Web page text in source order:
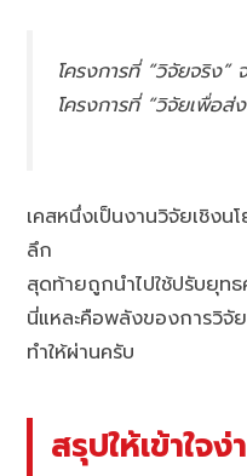
โครงการที่ “วิจัยจริง”
โครงการที่ “วิจัยเพื่อส่
เคสหนึ่งเป็นงานวิจัยเชิงน
ลึก
สุดท้ายถูกนำไปใช้ปรับยุท
นี่แหละคือพลังของการวิ
ทำให้ผ่านครับ
สรุปให้เข้าใจ